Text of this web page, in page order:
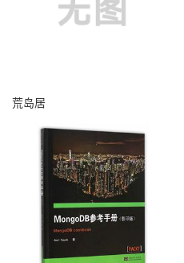
荒岛居